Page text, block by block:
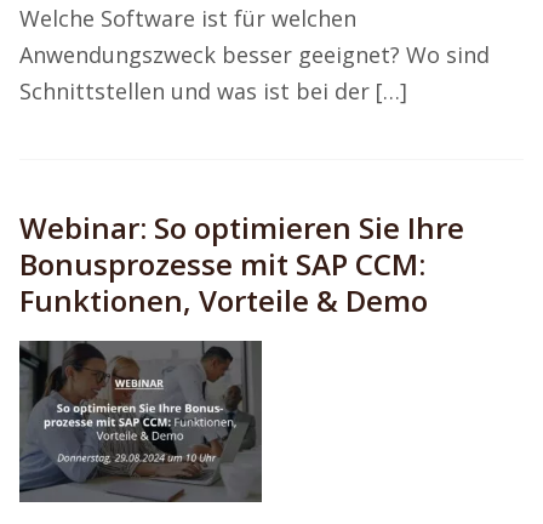
Welche Software ist für welchen
Anwendungszweck besser geeignet? Wo sind
Schnittstellen und was ist bei der […]
Webinar: So optimieren Sie Ihre
Bonusprozesse mit SAP CCM:
Funktionen, Vorteile & Demo